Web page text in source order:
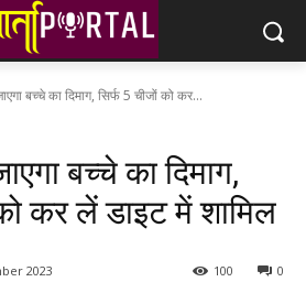
बच्चे का दिमाग, सिर्फ 5 चीजों को कर...
बच्चे का दिमाग,
कर लें डाइट में शामिल
2023 0
100